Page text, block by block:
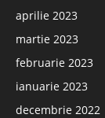
aprilie 2023
martie 2023
februarie 2023
ianuarie 2023
decembrie 2022